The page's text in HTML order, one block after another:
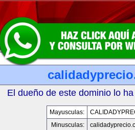
El dueño de este dominio lo
Mayusculas:
Minusculas: